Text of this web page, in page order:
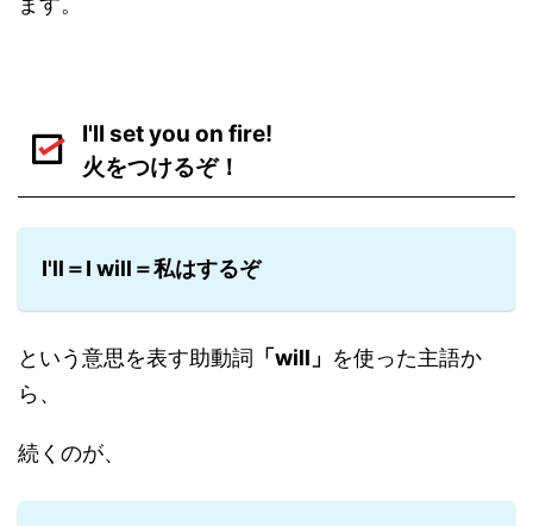
I'll set you on fire!
火をつけるぞ！
I'll＝I will＝私はするぞ
という意思を表す助動詞 「will」 を使った主語か
ら、
続くのが、